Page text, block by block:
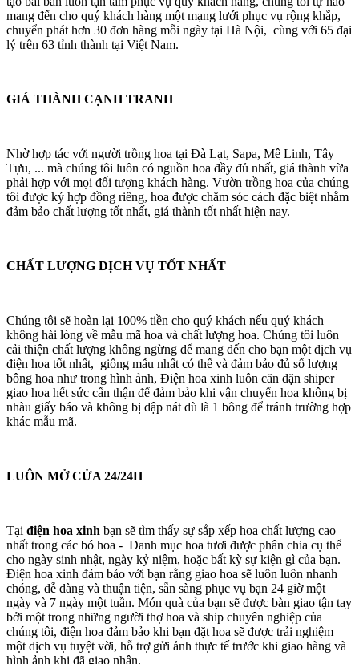
mang đến cho quý khách hàng một mạng lưới phục vụ rộng khắp,
chuyển phát hơn 30 đơn hàng mỗi ngày tại Hà Nội, cùng với 65 đại
lý trên 63 tỉnh thành tại Việt Nam.
GIÁ THÀNH CẠNH TRANH
Nhờ hợp tác với người trồng hoa tại Đà Lạt, Sapa, Mê Linh, Tây
Tựu, ... mà chúng tôi luôn có nguồn hoa đầy đủ nhất, giá thành vừa
phải hợp với mọi đối tượng khách hàng. Vườn trồng hoa của chúng
tôi được ký hợp đồng riêng, hoa được chăm sóc cách đặc biệt nhằm
đảm bảo chất lượng tốt nhất, giá thành tốt nhất hiện nay.
CHẤT LƯỢNG DỊCH VỤ TỐT NHẤT
Chúng tôi sẽ hoàn lại 100% tiền cho quý khách nếu quý khách
không hài lòng về mẫu mã hoa và chất lượng hoa. Chúng tôi luôn
cải thiện chất lượng không ngừng để mang đến cho bạn một dịch vụ
điện hoa tốt nhất, giống mẫu nhất có thể và đảm bảo đủ số lượng
bông hoa như trong hình ảnh, Điện hoa xinh luôn căn dặn shiper
giao hoa hết sức cẩn thận để đảm bảo khi vận chuyển hoa không bị
nhàu giấy báo và không bị dập nát dù là 1 bông để tránh trường hợp
khác mẫu mã.
LUÔN MỞ CỬA 24/24H
Tại điện hoa xinh bạn sẽ tìm thấy sự sắp xếp hoa chất lượng cao
nhất trong các bó hoa - Danh mục hoa tươi được phân chia cụ thể
cho ngày sinh nhật, ngày kỷ niệm, hoặc bất kỳ sự kiện gì của bạn.
Điện hoa xinh đảm bảo với bạn rằng giao hoa sẽ luôn luôn nhanh
chóng, dễ dàng và thuận tiện, sẵn sàng phục vụ bạn 24 giờ một
ngày và 7 ngày một tuần. Món quà của bạn sẽ được bàn giao tận tay
bởi một trong những người thợ hoa và ship chuyên nghiệp của
chúng tôi, điện hoa đảm bảo khi bạn đặt hoa sẽ được trải nghiệm
một dịch vụ tuyệt vời, hỗ trợ gửi ảnh thực tế trước khi giao hàng và
hình ảnh khi đã giao nhận.